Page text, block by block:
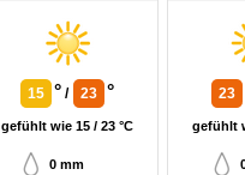
15 ° / 23 °
gefühlt wie 15 / 23 °C
0 mm
23
gefühlt